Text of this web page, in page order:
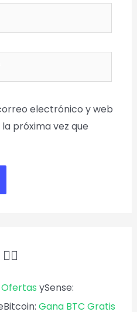
electrónico y web
próxima vez que
ySense:
Gana BTC Gratis